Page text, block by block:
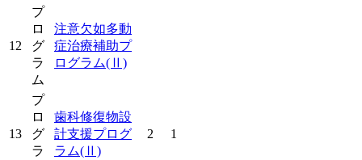
12
プ
ロ
グ
ラ
ム
注意欠如多動
症治療補助プ
ログラム(Ⅱ)
13
プ
ロ
グ
ラ
歯科修復物設
計支援プログ
ラム(Ⅱ)
2 1